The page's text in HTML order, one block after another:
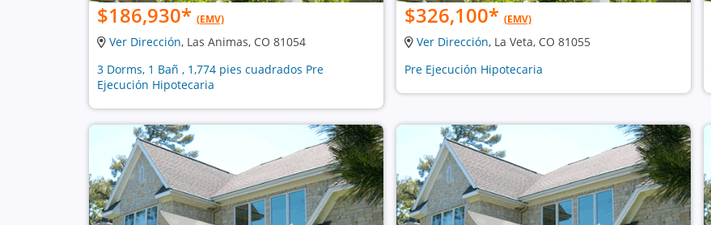
$186,930* (EMV)
Ver Dirección, Las Animas, CO 81054
3 Dorms, 1 Bañ , 1,774 pies cuadrados Pre
Ejecución Hipotecaria
$326,100* (EMV)
Ver Dirección, La Veta, CO 81055
Pre Ejecución Hipotecaria